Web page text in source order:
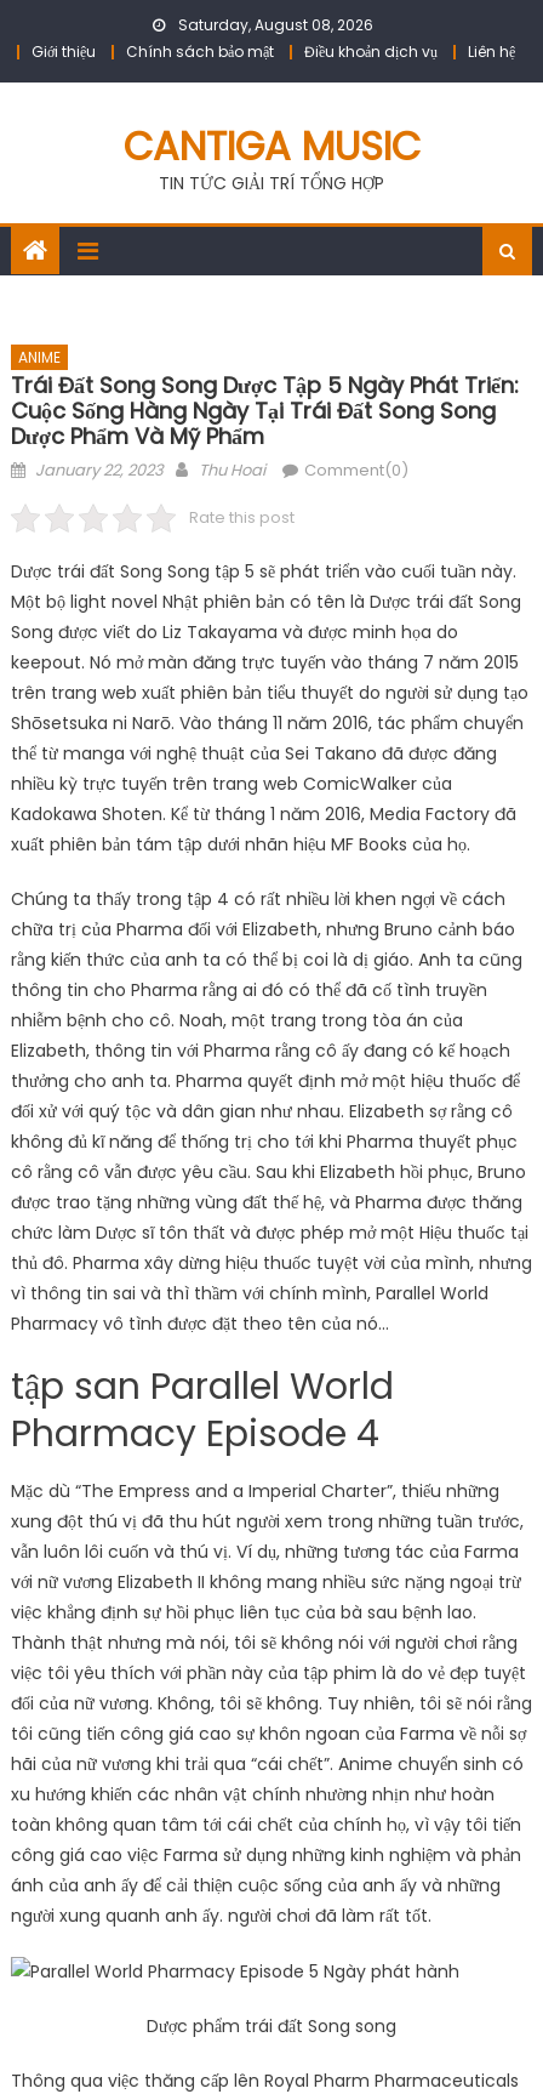
Saturday, August 08, 2026
Giới thiệu
Chính sách bảo mật Điều khoản dịch vụ Liên hệ
CANTIGA MUSIC
TIN TỨC GIẢI TRÍ TỔNG HỢP
ANIME
Trái Đất Song Song Dược Tập 5 Ngày Phát Triển:
Cuộc Sống Hàng Ngày Tại Trái Đất Song Song
Dược Phẩm Và Mỹ Phẩm
Posted
January 22, 2023 Author
Thu Hoai Comment(0)
Rate this post
Dược trái đất Song Song tập 5 sẽ phát triển vào cuối tuần này.
Một bộ light novel Nhật phiên bản có tên là Dược trái đất Song
Song được viết do Liz Takayama và được minh họa do
keepout. Nó mở màn đăng trực tuyến vào tháng 7 năm 2015
trên trang web xuất phiên bản tiểu thuyết do người sử dụng tạo
Shōsetsuka ni Narō. Vào tháng 11 năm 2016, tác phẩm chuyển
thể từ manga với nghệ thuật của Sei Takano đã được đăng
nhiều kỳ trực tuyến trên trang web ComicWalker của
Kadokawa Shoten. Kể từ tháng 1 năm 2016, Media Factory đã
xuất phiên bản tám tập dưới nhãn hiệu MF Books của họ.
Chúng ta thấy trong tập 4 có rất nhiều lời khen ngợi về cách
chữa trị của Pharma đối với Elizabeth, nhưng Bruno cảnh báo
rằng kiến ​​thức của anh ta có thể bị coi là dị giáo. Anh ta cũng
thông tin cho Pharma rằng ai đó có thể đã cố tình truyền
nhiễm bệnh cho cô. Noah, một trang trong tòa án của
Elizabeth, thông tin với Pharma rằng cô ấy đang có kế hoạch
thưởng cho anh ta. Pharma quyết định mở một hiệu thuốc để
đối xử với quý tộc và dân gian như nhau. Elizabeth sợ rằng cô
không đủ kĩ năng để thống trị cho tới khi Pharma thuyết phục
cô rằng cô vẫn được yêu cầu. Sau khi Elizabeth hồi phục, Bruno
được trao tặng những vùng đất thế hệ, và Pharma được thăng
chức làm Dược sĩ tôn thất và được phép mở một Hiệu thuốc tại
thủ đô. Pharma xây dừng hiệu thuốc tuyệt vời của mình, nhưng
vì thông tin sai và thì thầm với chính mình, Parallel World
Pharmacy vô tình được đặt theo tên của nó…
tập san Parallel World
Pharmacy Episode 4
Mặc dù “The Empress and a Imperial Charter”, thiếu những
xung đột thú vị đã thu hút người xem trong những tuần trước,
vẫn luôn lôi cuốn và thú vị. Ví dụ, những tương tác của Farma
với nữ vương Elizabeth II không mang nhiều sức nặng ngoại trừ
việc khẳng định sự hồi phục liên tục của bà sau bệnh lao.
Thành thật nhưng mà nói, tôi sẽ không nói với người chơi rằng
việc tôi yêu thích với phần này của tập phim là do vẻ đẹp tuyệt
đối của nữ vương. Không, tôi sẽ không. Tuy nhiên, tôi sẽ nói rằng
tôi cũng tiến công giá cao sự khôn ngoan của Farma về nỗi sợ
hãi của nữ vương khi trải qua “cái chết”. Anime chuyển sinh có
xu hướng khiến các nhân vật chính nhường nhịn như hoàn
toàn không quan tâm tới cái chết của chính họ, vì vậy tôi tiến
công giá cao việc Farma sử dụng những kinh nghiệm và phản
ánh của anh ấy để cải thiện cuộc sống của anh ấy và những
người xung quanh anh ấy. người chơi đã làm rất tốt.
Dược phẩm trái đất Song song
Thông qua việc thăng cấp lên Royal Pharm Pharmaceuticals